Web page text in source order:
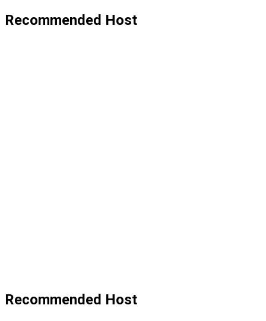
Recommended Host
Recommended Host